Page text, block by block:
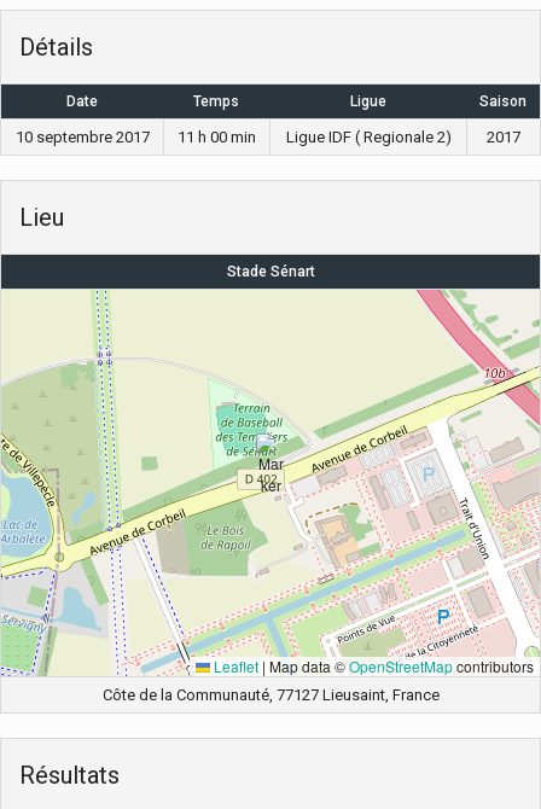
Détails
Date Temps Ligue Saison
10 septembre 2017 11 h 00 min Ligue IDF ( Regionale 2) 2017
Lieu
Stade Sénart
Leaflet | Map data ©OpenStreetMapcontributors
Côte de la Communauté, 77127 Lieusaint, France
Résultats